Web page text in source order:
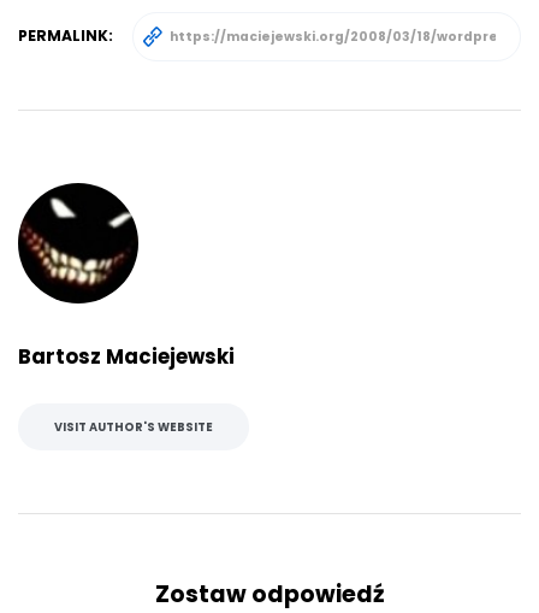
PERMALINK:
Bartosz Maciejewski
VISIT AUTHOR'S WEBSITE
Zostaw odpowiedź